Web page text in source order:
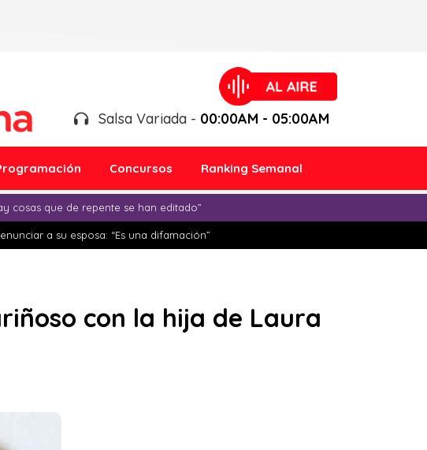
Salsa Variada - 00:00AM - 05:00AM
Concursos Ranking Semanal
cosas que de repente se han editado”
a su esposa: “Es una difamación”
con la hija de Laura